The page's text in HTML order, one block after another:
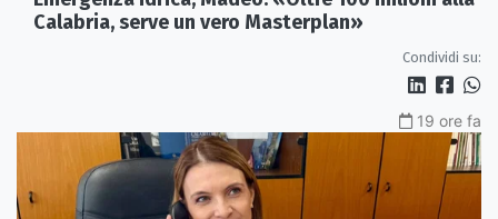
Calabria, serve un vero Masterplan»
Condividi su:
19 ore fa